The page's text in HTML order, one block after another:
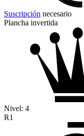
Suscripción necesario
Plancha invertida
Nivel: 4
R1